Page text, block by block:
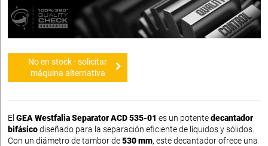
No en stock - solicitar
máquina alternativa
El GEA Westfalia Separator ACD 535-01 es un potentedecantador
bifásicodiseñado para la separación eficiente de líquidos y sólidos.
Con un diámetro de tambor de530 mm, este decantador ofrece una